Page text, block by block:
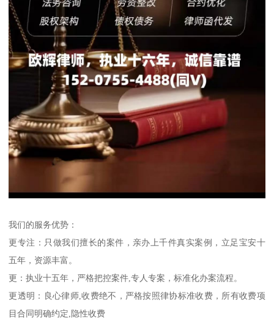
我们的服务优势：
更专注：只做我们擅长的案件，亲办上千件真实案例，立足宝安十
五年，资源丰富。
更：执业十五年，严格把控案件,专人专案，标准化办案流程。
更透明：良心律师,收费绝不，严格按照律协标准收费，所有收费项
目合同明确约定,隐性收费